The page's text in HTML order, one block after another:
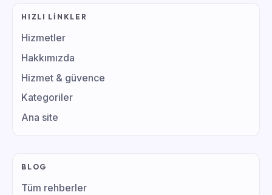
HIZLI LINKLER
Hizmetler
Hakkımızda
Hizmet & güvence
Kategoriler
Ana site
BLOG
Tüm rehberler